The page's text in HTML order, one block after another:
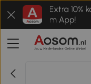
Extra 10%
m App!